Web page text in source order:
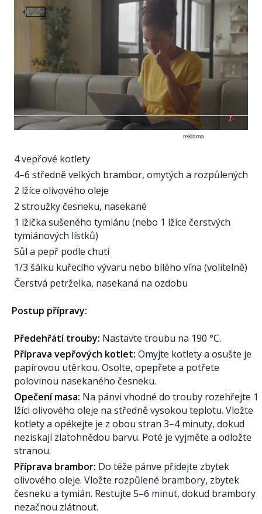
reklama
4 vepřové kotlety
4–6 středně velkých brambor, omytých a rozpůlených
2 lžíce olivového oleje
2 stroužky česneku, nasekané
1 lžička sušeného tymiánu (nebo 1 lžíce čerstvých
tymiánových lístků)
Sůl a pepř podle chuti
1/3 šálku kuřecího vývaru nebo bílého vína (volitelné)
Čerstvá petrželka, nasekaná na ozdobu
Postup přípravy:
Předehřátí trouby: Nastavte troubu na 190 °C.
Příprava vepřových kotlet: Omyjte kotlety a osušte je
papírovou utěrkou. Osolte, opepřete a potřete
polovinou nasekaného česneku.
Opečení masa: Na pánvi vhodné do trouby rozehřejte 1
lžíci olivového oleje na středně vysokou teplotu. Vložte
kotlety a opékejte je z obou stran 3–4 minuty, dokud
nezískají zlatohnědou barvu. Poté je vyjměte a odložte
stranou.
Příprava brambor: Do téže pánve přidejte zbytek
olivového oleje. Vložte rozpůlené brambory, zbytek
česneku a tymián. Restujte 5–6 minut, dokud brambory
nezačnou zlátnout.